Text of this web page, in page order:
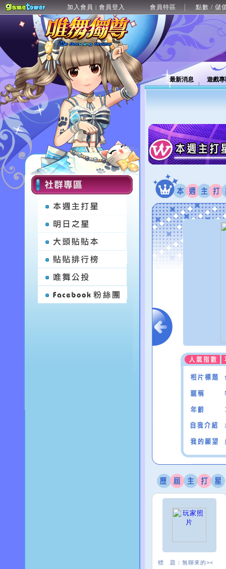
加入會員 | 會員登入 會員特區 點數 / 儲
最新消息 遊戲
標 題： 無聊來的><